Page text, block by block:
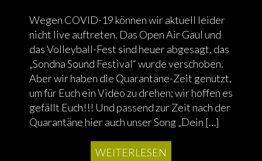
Wegen COVID-19 können wir aktuell leider
nicht live auftreten. Das Open Air Gaul und
das Volleyball-Fest sind heuer abgesagt, das
„Sondna Sound Festival“ wurde verschoben.
Aber wir haben die Quarantäne-Zeit genutzt,
um für Euch ein Video zu drehen; wir hoffen es
gefällt Euch!!! Und passend zur Zeit nach der
Quarantäne hier auch unser Song „Dein […]
WEITERLESEN